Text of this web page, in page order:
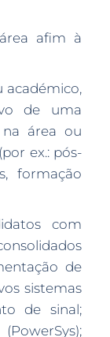
afim à
académico,
de uma
área ou
ex.: pós-
formação
com
de
sistemas
de sinal;